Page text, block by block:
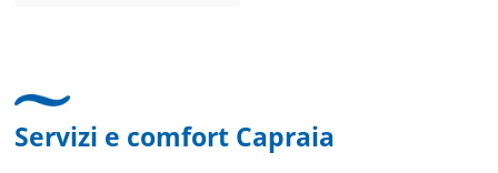
Servizi e comfort Capraia